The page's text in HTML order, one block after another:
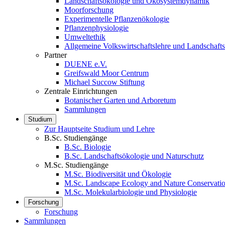
Moorforschung
Experimentelle Pflanzenökologie
Pflanzenphysiologie
Umweltethik
Allgemeine Volkswirtschaftslehre und
Partner
DUENE e.V.
Greifswald Moor Centrum
Michael Succow Stiftung
Zentrale Einrichtungen
Botanischer Garten und Arboretum
Sammlungen
Studium
Zur Hauptseite Studium und Lehre
B.Sc. Studiengänge
B.Sc. Biologie
B.Sc. Landschaftsökologie und Naturschutz
M.Sc. Studiengänge
M.Sc. Biodiversität und Ökologie
M.Sc. Landscape Ecology and Nature
M.Sc. Molekularbiologie und Physiologie
Forschung
Forschung
Sammlungen